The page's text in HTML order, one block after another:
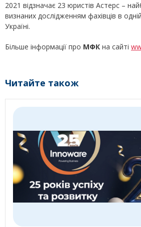
2021 відзначає 23 юристів Астерс –
визнаних дослідженням фахівців в
Україні.
Більше інформації про МФК на сайті
Читайте також